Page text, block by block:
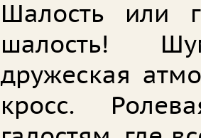
Шалость или
шалость!
дружеская
кросс.